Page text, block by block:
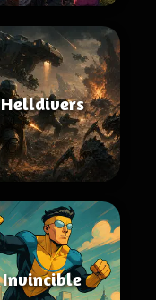
Helldivers
Invincible